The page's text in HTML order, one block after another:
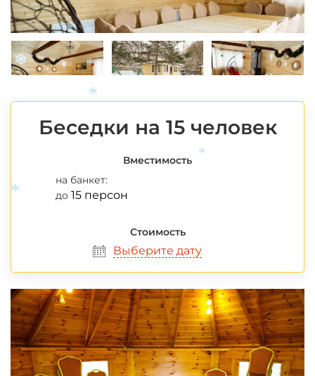
Беседки на 15 человек
Вместимость
на банкет:
до 15 персон
Стоимость
Выберите дату